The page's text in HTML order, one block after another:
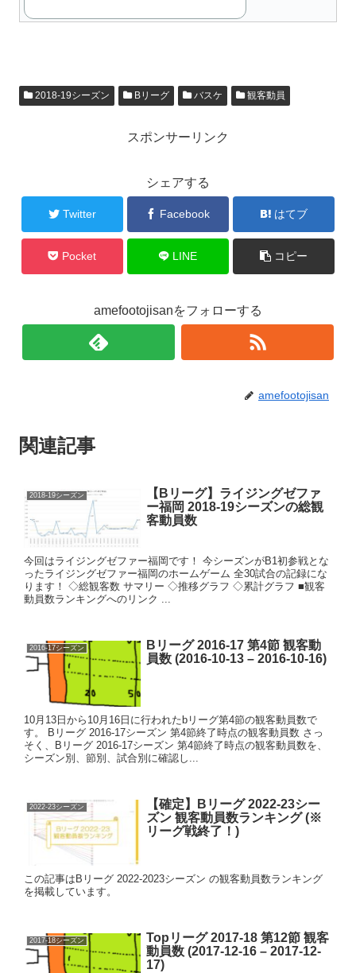
スクロールできます
2018-19シーズン Bリーグ バスケ 観客動員
スポンサーリンク
シェアする
Twitter Facebook はてブ
Pocket LINE コピー
amefootojisanをフォローする
amefootojisan
関連記事
2018-19シーズン
【Bリーグ】ライジングゼファ
ー福岡 2018-19シーズンの総観
客動員数
今回はライジングゼファー福岡です！ 今シーズンがB1初参戦とな
ったライジングゼファー福岡のホームゲーム 全30試合の記録にな
ります！ ◇総観客数 サマリー ◇推移グラフ ◇累計グラフ ■観客
動員数ランキングへのリンク ...
2016-17シーズン
Bリーグ 2016-17 第4節 観客動
員数 (2016-10-13 – 2016-10-16)
10月13日から10月16日に行われたbリーグ第4節の観客動員数で
す。 Bリーグ 2016-17シーズン 第4節終了時点の観客動員数 さっ
そく、Bリーグ 2016-17シーズン 第4節終了時点の観客動員数を、
シーズン別、節別、試合別に確認し...
2022-23シーズン
【確定】Bリーグ 2022-23シー
ズン 観客動員数ランキング (※
リーグ戦終了！)
この記事はBリーグ 2022-2023シーズン の観客動員数ランキング
を掲載しています。
2017-18シーズン
Topリーグ 2017-18 第12節 観客
動員数 (2017-12-16 – 2017-12-
17)